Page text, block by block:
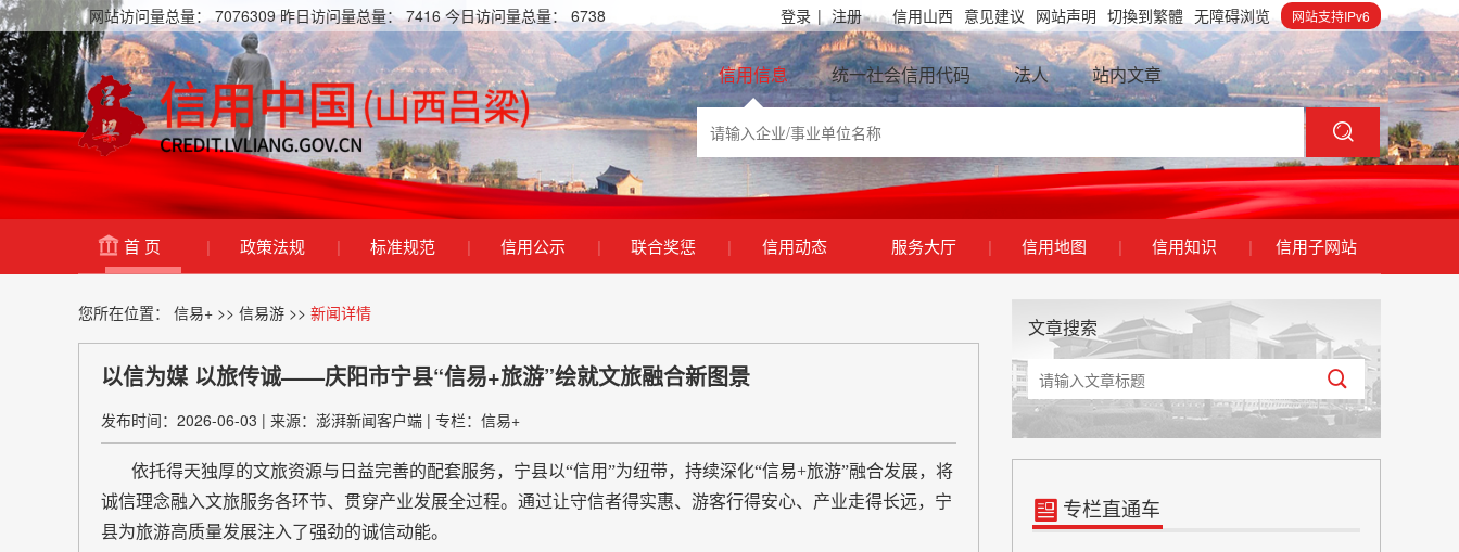
网站访问量总量： 7076309 昨日访问量总量： 7416 今日访问量总量： 6738 网站支持IPv6
无障碍浏览
切換到繁體
网站声明
意见建议
信用山西
登录 | 注册
信用信息 统一社会信用代码 法人 站内文章
首 页 | 政策法规 | 标准规范 | 信用公示 | 联合奖惩 | 信用动态 服务大厅 | 信用地图 | 信用知识 | 信用子网站
您所在位置： 信易+ >> 信易游 >> 新闻详情
以信为媒 以旅传诚——庆阳市宁县“信易+旅游”绘就文旅融合新图景
发布时间：2026-06-03 | 来源：澎湃新闻客户端 | 专栏：信易+
依托得天独厚的文旅资源与日益完善的配套服务，宁县以“信用”为纽带，持续深化“信易+旅游”融合发展，将
诚信理念融入文旅服务各环节、贯穿产业发展全过程。通过让守信者得实惠、游客行得安心、产业走得长远，宁
县为旅游高质量发展注入了强劲的诚信动能。
文章搜索
专栏直通车